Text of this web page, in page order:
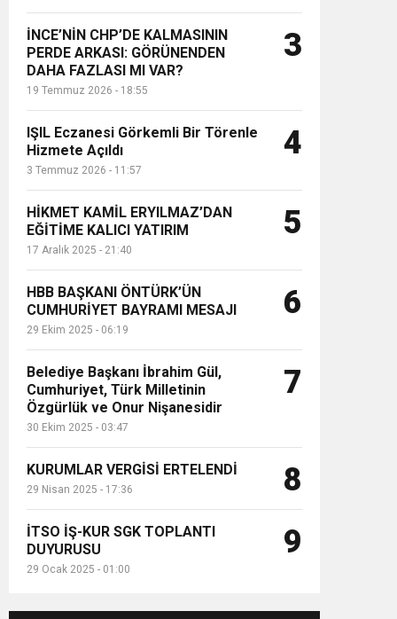
İNCE’NİN CHP’DE KALMASININ
PERDE ARKASI: GÖRÜNENDEN
DAHA FAZLASI MI VAR?
19 Temmuz 2026 - 18:55
3
IŞIL Eczanesi Görkemli Bir Törenle
Hizmete Açıldı
3 Temmuz 2026 - 11:57
4
HİKMET KAMİL ERYILMAZ’DAN
EĞİTİME KALICI YATIRIM
17 Aralık 2025 - 21:40
5
HBB BAŞKANI ÖNTÜRK’ÜN
CUMHURİYET BAYRAMI MESAJI
29 Ekim 2025 - 06:19
6
Belediye Başkanı İbrahim Gül,
Cumhuriyet, Türk Milletinin
Özgürlük ve Onur Nişanesidir
30 Ekim 2025 - 03:47
7
KURUMLAR VERGİSİ ERTELENDİ
29 Nisan 2025 - 17:36 8
İTSO İŞ-KUR SGK TOPLANTI
DUYURUSU
29 Ocak 2025 - 01:00
9